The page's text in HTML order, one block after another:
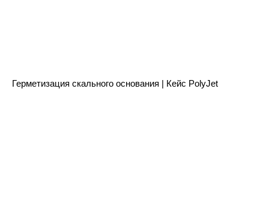
Герметизация скального основания | Кейс PolyJet